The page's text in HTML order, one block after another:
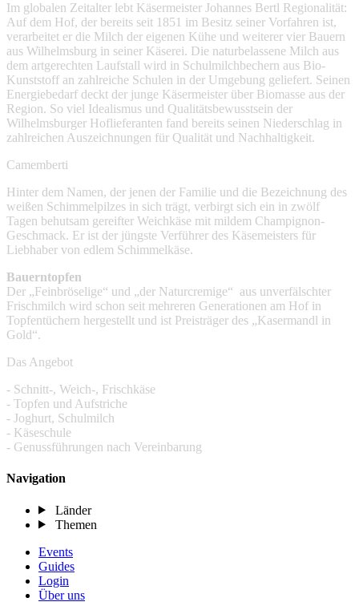
Im globalen Zeitalter lebt Käsermeister Johannes Bertl Regionalität:
Auf dem Hof, der bereits seit 1851 im Besitz seiner Vorfahren ist,
verarbeitet er die Milch der eigenen Kühe und weiterer vier Bauern
aus Wilhelmsburg in seiner Käserei. Die naturbelassene Milch aus
dem artgerechten Laufstall wird in Schulmilchbechern aus Bio-
Kunststoff an zahlreiche Schulen in der Umgebung geliefert. Seinen
Energiebedarf deckt der junge Käsermeister über Biomasse aus der
Region. So viel Idealismus und Qualitätsbewusstsein der
Wilhelmsburger Hoflieferanten fand bereits seinen Niederschlag in
zahlreichen Auszeichnungen für Qualität und Nachhaltigkeit.
Camemberti
Hinter dem Namen, der jenen der Familie und die Bezeichnung des
weißen Schimmelpilzes in sich trägt, verbirgt sich ein in zwölf
Tagen behutsam gereifter Weichkäse mit mildem Champignon-
Geschmack. Er ist der jüngste Verführer des Käsemeisters für
Liebhaber von edlem Schimmelkäse.
Bauerntopfen
Der „Feinbröselige“ und „der Naturcremige“ aus unverfälschter
Frischmilch wird schon seit mehreren Generationen am Hof in
Topfentüchern hergestellt und ist Preisträger des „Kasermandl in
Gold“.
Das Angebot
- Schnitt-, Weich-, Frischkäse
- Topfen und Aufstriche
- Joghurt, Schulmilch
- Käseschule
- Genussführungen nach Vereinbarung
Navigation
Länder
Themen
Events
Guides
Login
Über uns